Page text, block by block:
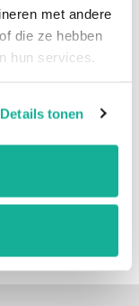
met andere
die ze hebben
hun services.
Details tonen